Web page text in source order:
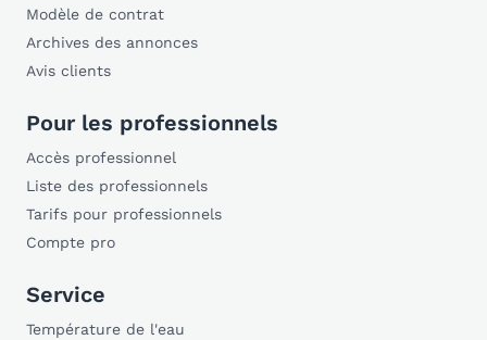
Modèle de contrat
Archives des annonces
Avis clients
Pour les professionnels
Accès professionnel
Liste des professionnels
Tarifs pour professionnels
Compte pro
Service
Température de l'eau